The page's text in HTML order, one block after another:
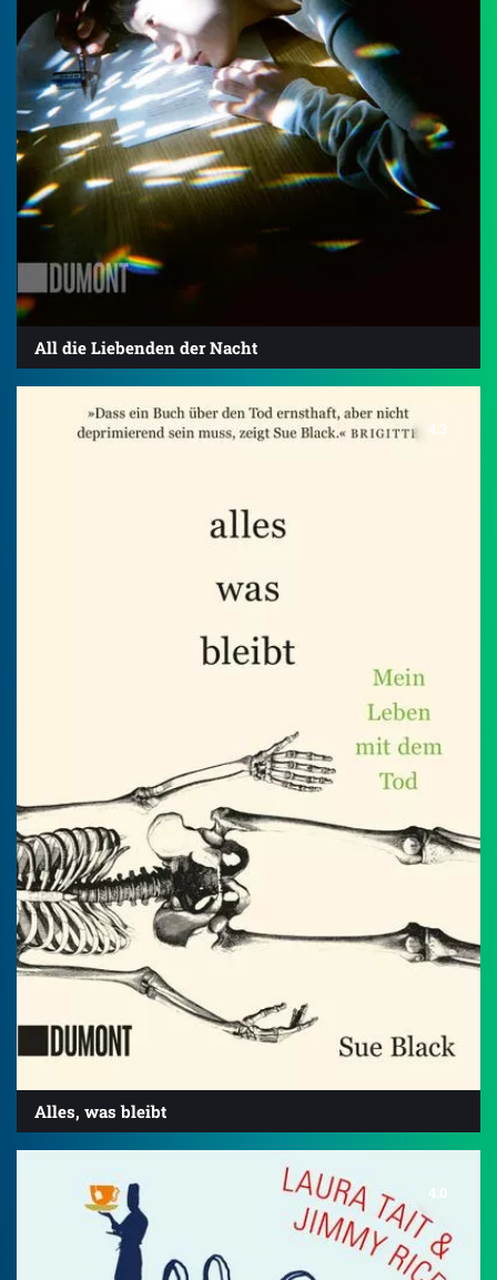
All die Liebenden der Nacht
4.3
Alles, was bleibt
4.0